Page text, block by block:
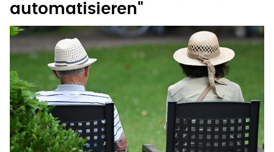
automatisieren"